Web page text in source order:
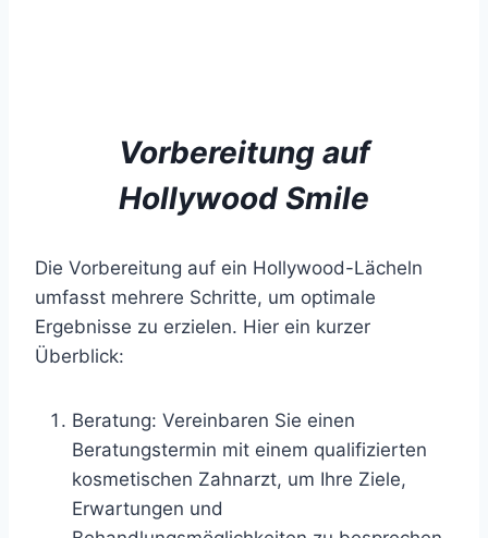
Vorbereitung auf
Hollywood Smile
Die Vorbereitung auf ein Hollywood-Lächeln
umfasst mehrere Schritte, um optimale
Ergebnisse zu erzielen. Hier ein kurzer
Überblick:
Beratung: Vereinbaren Sie einen
Beratungstermin mit einem qualifizierten
kosmetischen Zahnarzt, um Ihre Ziele,
Erwartungen und